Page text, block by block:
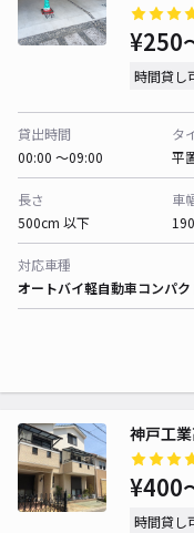
¥250
時間貸し
貸出時間
00:00 〜09:00
タ
平
長さ
500cm 以下
車
対応車種
オートバイ軽自動車コンパ
神戸工
¥400
時間貸し